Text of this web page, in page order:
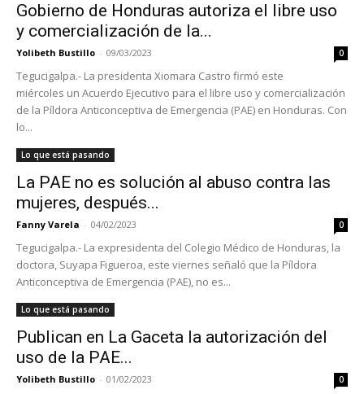
Gobierno de Honduras autoriza el libre uso
y comercialización de la...
Yolibeth Bustillo - 09/03/2023 0
Tegucigalpa.- La presidenta Xiomara Castro firmó este
miércoles un Acuerdo Ejecutivo para el libre uso y comercialización
de la Píldora Anticonceptiva de Emergencia (PAE) en Honduras. Con
lo...
Lo que está pasando
La PAE no es solución al abuso contra las
mujeres, después...
Fanny Varela - 04/02/2023 0
Tegucigalpa.- La expresidenta del Colegio Médico de Honduras, la
doctora, Suyapa Figueroa, este viernes señaló que la Píldora
Anticonceptiva de Emergencia (PAE), no es...
Lo que está pasando
Publican en La Gaceta la autorización del
uso de la PAE...
Yolibeth Bustillo - 01/02/2023 0